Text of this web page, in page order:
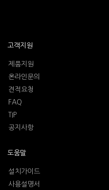
고객지원
제품지원
온라인문의
견적요청
FAQ
TIP
공지사항
도움말
설치가이드
사용설명서